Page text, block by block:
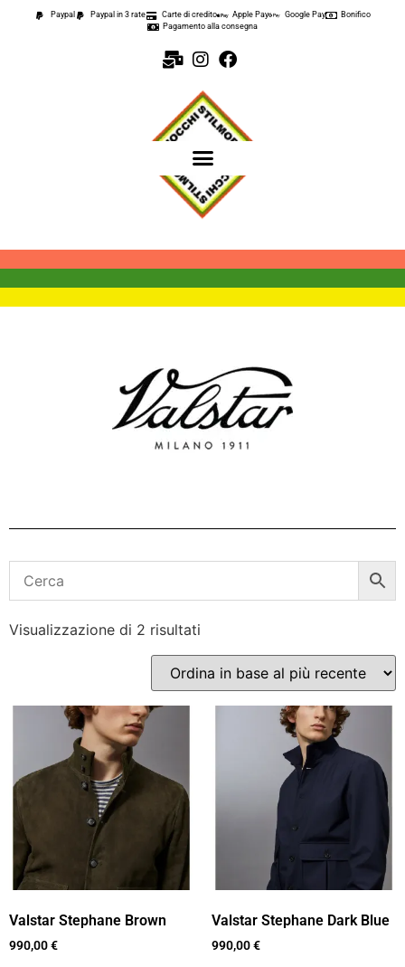
Paypal Paypal in 3 rate Carte di credito Apple Pay Google Pay
Bonifico
Pagamento alla consegna
Visualizzazione di 2 risultati
Valstar Stephane Brown
990,00€
Valstar Stephane Dark Blue
990,00€